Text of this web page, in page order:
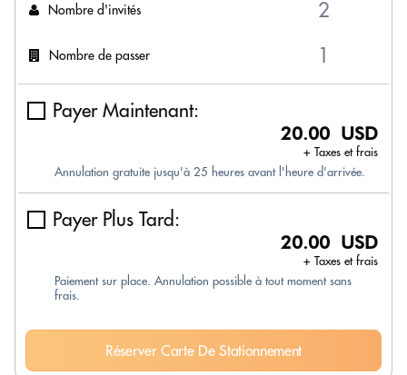
Nombre d'invités
Nombre de passer
Payer Maintenant:
20.00 USD
+ Taxes et frais
Annulation gratuite jusqu'à 25 heures avant l'heure d'arrivée.
Payer Plus Tard:
20.00 USD
+ Taxes et frais
Paiement sur place. Annulation possible à tout moment sans
frais.
Réserver Carte De Stationnement